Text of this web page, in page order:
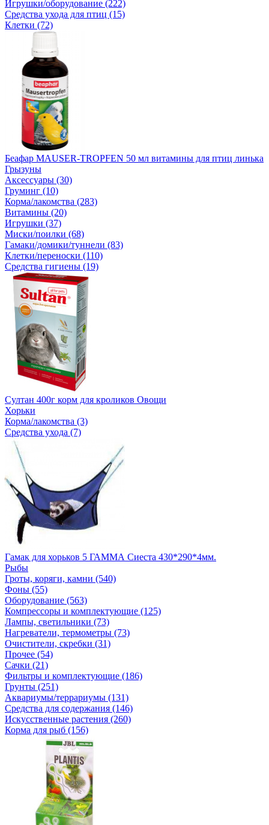
Игрушки/оборудование (222)
Средства ухода для птиц (15)
Клетки (72)
Беафар MAUSER-TROPFEN 50 мл витамины для птиц линька
Грызуны
Аксессуары (30)
Груминг (10)
Корма/лакомства (283)
Витамины (20)
Игрушки (37)
Миски/поилки (68)
Гамаки/домики/туннели (83)
Клетки/переноски (110)
Средства гигиены (19)
Султан 400г корм для кроликов Овощи
Хорьки
Корма/лакомства (3)
Средства ухода (7)
Гамак для хорьков 5 ГАММА Сиеста 430*290*4мм.
Рыбы
Гроты, коряги, камни (540)
Фоны (55)
Оборудование (563)
Компрессоры и комплектующие (125)
Лампы, светильники (73)
Нагреватели, термометры (73)
Очистители, скребки (31)
Прочее (54)
Сачки (21)
Фильтры и комплектующие (186)
Грунты (251)
Аквариумы/террариумы (131)
Средства для содержания (146)
Искусственные растения (260)
Корма для рыб (156)